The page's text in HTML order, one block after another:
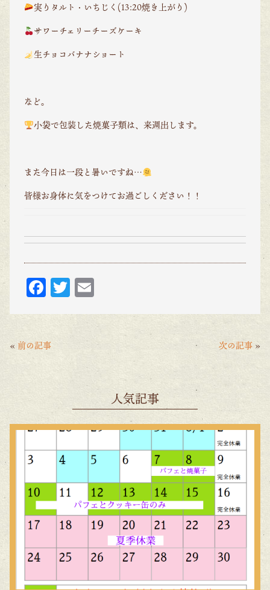
実りタルト・いちじく(13:20焼き上がり)
サワーチェリーチーズケーキ
生チョコバナナショート
など。
小袋で包装した焼菓子類は、来週出します。
また今日は一段と暑いですね…
皆様お身体に気をつけてお過ごしください！！
F
ac
o
T
w
itt
m
ai
l
« 前の記事 次の記事 »
人気記事